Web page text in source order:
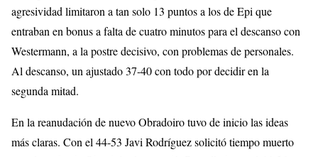
agresividad limitaron a tan solo 13 puntos a los de Epi que
entraban en bonus a falta de cuatro minutos para el descanso con
Westermann, a la postre decisivo, con problemas de personales.
Al descanso, un ajustado 37-40 con todo por decidir en la
segunda mitad.
En la reanudación de nuevo Obradoiro tuvo de inicio las ideas
más claras. Con el 44-53 Javi Rodríguez solicitó tiempo muerto